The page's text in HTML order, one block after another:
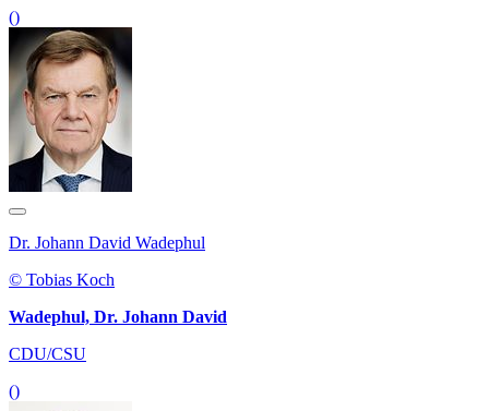
()
Dr. Johann David Wadephul
© Tobias Koch
Wadephul, Dr. Johann David
CDU/CSU
()